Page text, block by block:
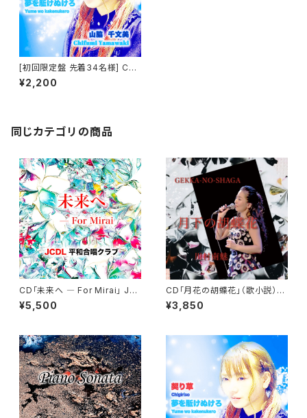
[初回限定盤 先着34名様] CD
「契り草」「夢を駈けぬけろ」 山
脇 千文美
¥2,200
同じカテゴリの商品
CD「未来へ ― For Mirai」 JC
DL 平和合唱クラブ
¥5,500
CD「月花の胡蝶花」（歌小説）川
村南魅
¥3,850